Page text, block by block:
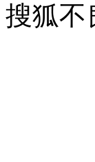
搜狐不